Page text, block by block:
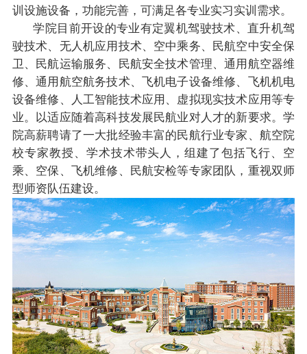
训设施设备，功能完善，可满足各专业实习实训需求。
学院目前开设的专业有定翼机驾驶技术、直升机驾
驶技术、无人机应用技术、空中乘务、民航空中安全保
卫、民航运输服务、民航安全技术管理、通用航空器维
修、通用航空航务技术、飞机电子设备维修、飞机机电
设备维修、人工智能技术应用、虚拟现实技术应用等专
业。以适应随着高科技发展民航业对人才的新要求。学
院高薪聘请了一大批经验丰富的民航行业专家、航空院
校专家教授、学术技术带头人，组建了包括飞行、空
乘、空保、飞机维修、民航安检等专家团队，重视双师
型师资队伍建设。